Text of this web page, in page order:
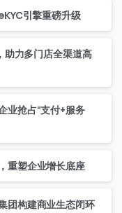
引擎重磅升级
助力多门店全渠道高
业抢占“支付+服务
重塑企业增长底座
团构建商业生态闭环